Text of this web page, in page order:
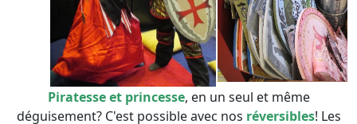
Piratesse et princesse, en un seul et même
déguisement? C'est possible avec nos réversibles! Les